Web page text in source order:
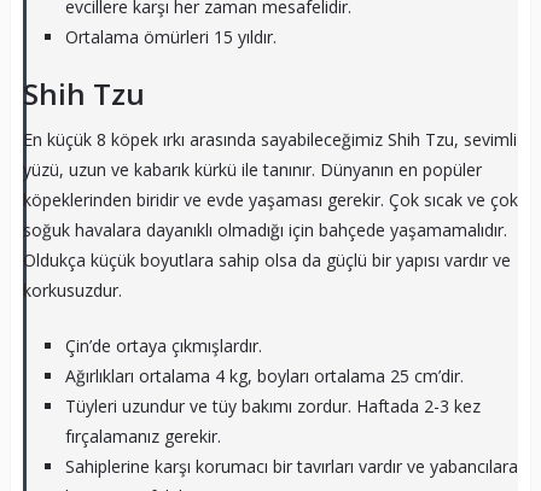
evcillere karşı her zaman mesafelidir.
Ortalama ömürleri 15 yıldır.
Shih Tzu
En küçük 8 köpek ırkı arasında sayabileceğimiz Shih Tzu, sevimli
yüzü, uzun ve kabarık kürkü ile tanınır. Dünyanın en popüler
köpeklerinden biridir ve evde yaşaması gerekir. Çok sıcak ve çok
soğuk havalara dayanıklı olmadığı için bahçede yaşamamalıdır.
Oldukça küçük boyutlara sahip olsa da güçlü bir yapısı vardır ve
korkusuzdur.
Çin’de ortaya çıkmışlardır.
Ağırlıkları ortalama 4 kg, boyları ortalama 25 cm’dir.
Tüyleri uzundur ve tüy bakımı zordur. Haftada 2-3 kez
fırçalamanız gerekir.
Sahiplerine karşı korumacı bir tavırları vardır ve yabancılara